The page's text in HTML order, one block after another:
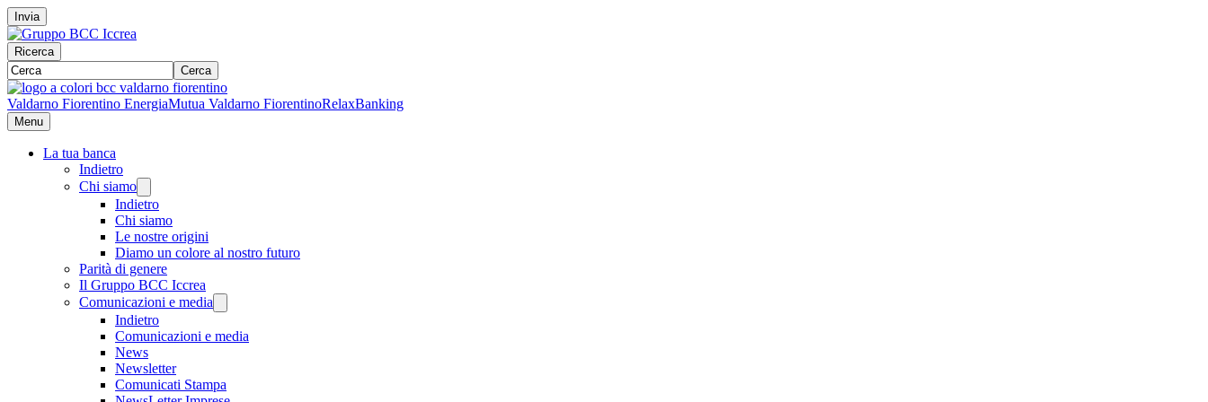
Invia
Ricerca
Cerca
Valdarno Fiorentino EnergiaMutua Valdarno FiorentinoRelaxBanking
Menu
La tua banca
Indietro
Chi siamo
Indietro
Chi siamo
Le nostre origini
Diamo un colore al nostro futuro
Parità di genere
Il Gruppo BCC Iccrea
Comunicazioni e media
Indietro
Comunicazioni e media
News
Newsletter
Comunicati Stampa